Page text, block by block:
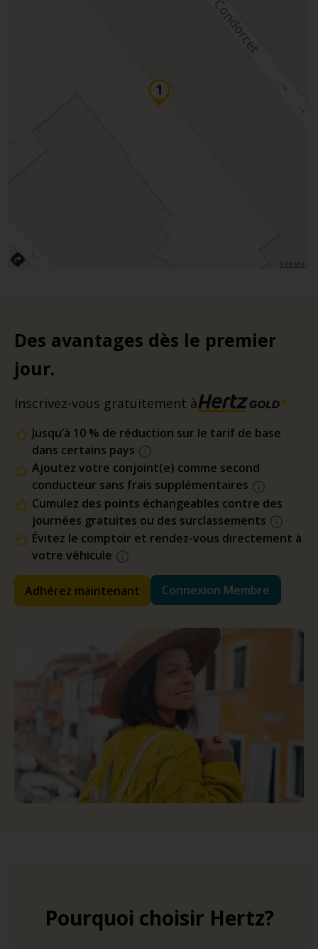
Des avantages dès le premier
jour.
Inscrivez-vous gratuitement à
Jusqu’à 10 % de réduction sur le tarif de base
dans certains pays
Ajoutez votre conjoint(e) comme second
conducteur sans frais supplémentaires
Cumulez des points échangeables contre des
journées gratuites ou des surclassements
Évitez le comptoir et rendez-vous directement à
votre véhicule
Adhérez maintenant Connexion Membre
Pourquoi choisir Hertz?